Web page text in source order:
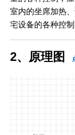
室内的坐席加热
宅设备的各种控
2、原理图